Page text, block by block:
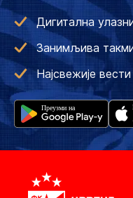
Дигитална
Занимљива
Најсвежије